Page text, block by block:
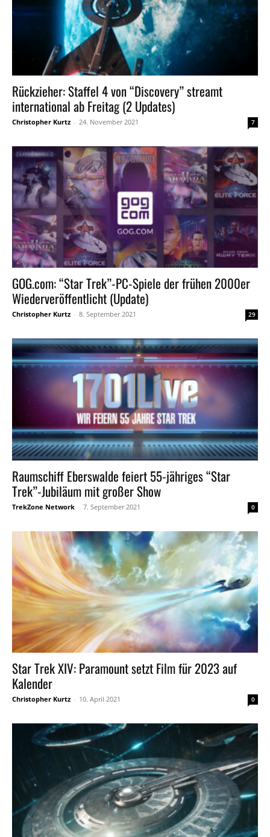
Rückzieher: Staffel 4 von “Discovery” streamt
international ab Freitag (2 Updates)
Christopher Kurtz - 24. November 2021 7
GOG.com: “Star Trek”-PC-Spiele der frühen 2000er
Wiederveröffentlicht (Update)
Christopher Kurtz - 8. September 2021 29
Raumschiff Eberswalde feiert 55-jähriges “Star
Trek”-Jubiläum mit großer Show
TrekZone Network - 7. September 2021 0
Star Trek XIV: Paramount setzt Film für 2023 auf
Kalender
Christopher Kurtz - 10. April 2021 0